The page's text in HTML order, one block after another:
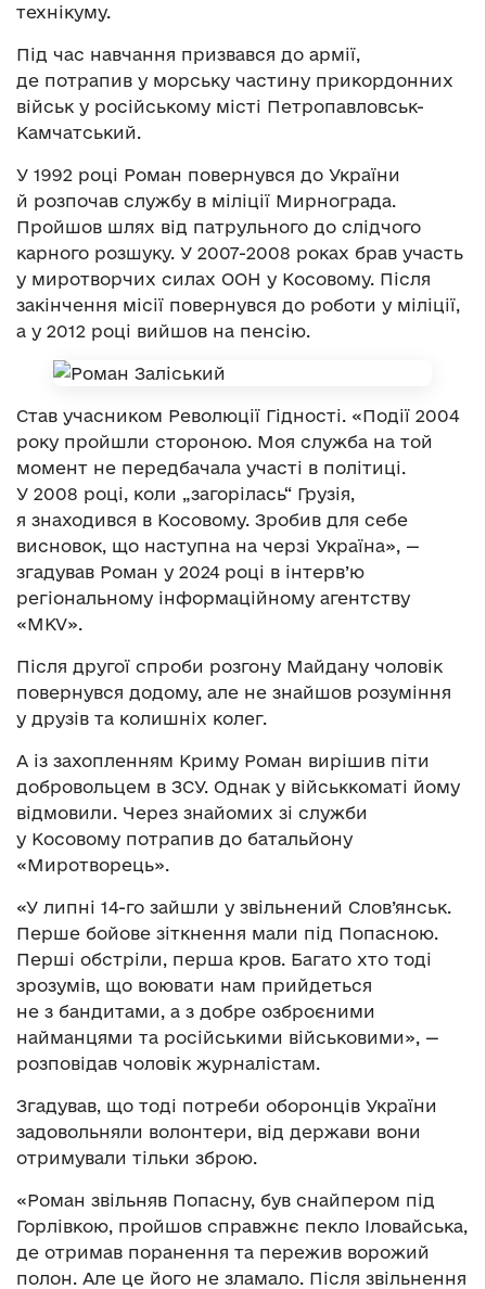
технікуму.
Під час навчання призвався до армії,
де потрапив у морську частину прикордонних
військ у російському місті Петропавловськ-
Камчатський.
У 1992 році Роман повернувся до України
й розпочав службу в міліції Мирнограда.
Пройшов шлях від патрульного до слідчого
карного розшуку. У 2007-2008 роках брав участь
у миротворчих силах ООН у Косовому. Після
закінчення місії повернувся до роботи у міліції,
а у 2012 році вийшов на пенсію.
Став учасником Революції Гідності. «Події 2004
року пройшли стороною. Моя служба на той
момент не передбачала участі в політиці.
У 2008 році, коли „загорілась“ Грузія,
я знаходився в Косовому. Зробив для себе
висновок, що наступна на черзі Україна», —
згадував Роман у 2024 році в інтерв’ю
регіональному інформаційному агентству
«MKV».
Після другої спроби розгону Майдану чоловік
повернувся додому, але не знайшов розуміння
у друзів та колишніх колег.
А із захопленням Криму Роман вирішив піти
добровольцем в ЗСУ. Однак у військкоматі йому
відмовили. Через знайомих зі служби
у Косовому потрапив до батальйону
«Миротворець».
«У липні 14-го зайшли у звільнений Слов’янськ.
Перше бойове зіткнення мали під Попасною.
Перші обстріли, перша кров. Багато хто тоді
зрозумів, що воювати нам прийдеться
не з бандитами, а з добре озброєними
найманцями та російськими військовими», —
розповідав чоловік журналістам.
Згадував, що тоді потреби оборонців України
задовольняли волонтери, від держави вони
отримували тільки зброю.
«Роман звільняв Попасну, був снайпером під
Горлівкою, пройшов справжнє пекло Іловайська,
де отримав поранення та пережив ворожий
полон. Але це його не зламало. Після звільнення